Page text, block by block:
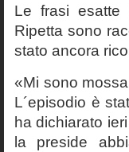
Le frasi esatte
Ripetta sono
stato ancora
«Mi sono
L´episodio è
ha dichiarato
la preside